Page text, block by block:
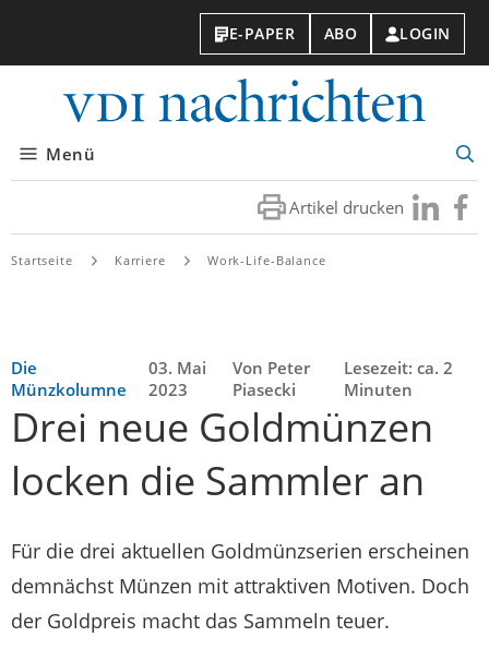
E-PAPER ABO LOGIN
Menü
Artikel drucken Besuchen
Sie
Sie
Startseite Karriere Work-Life-Balance
Die
Münzkolumne
03. Mai
2023
Von Peter
Piasecki
Lesezeit: ca. 2
Minuten
Drei neue Goldmünzen
locken die Sammler an
Für die drei aktuellen Goldmünzserien erscheinen
demnächst Münzen mit attraktiven Motiven. Doch
der Goldpreis macht das Sammeln teuer.